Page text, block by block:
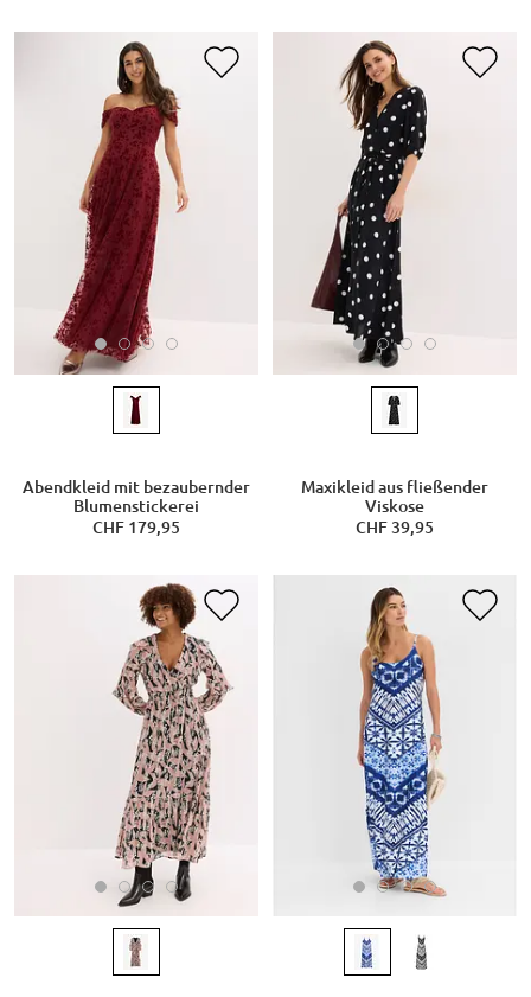
Abendkleid mit bezaubernder
Blumenstickerei
CHF 179,95
Maxikleid aus fließender
Viskose
CHF 39,95